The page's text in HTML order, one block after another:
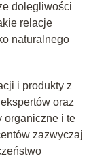
dolegliwości
relacje
naturalnego
i produkty z
oraz
organiczne i te
zazwyczaj